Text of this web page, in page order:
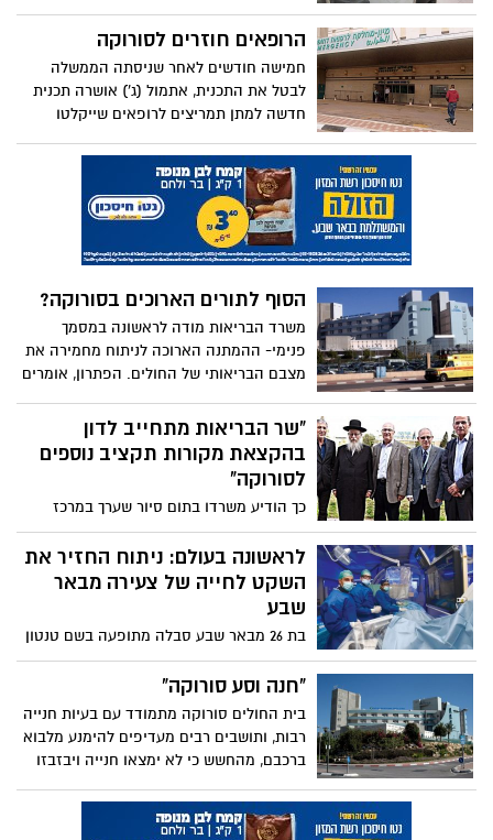
הנהלת מחוז דרום כללית יחד עם חברי
הנהלת לשכת הבריאות של משרד הבריאות
הרופאים חוזרים לסורוקה
חמישה חודשים לאחר שניסתה הממשלה
לבטל את התכנית, אתמול (ג') אושרה תכנית
חדשה למתן תמריצים לרופאים שייקלטו
החולים סורוקה שבבאר שבע.
הסוף לתורים הארוכים בסורוקה?
משרד הבריאות מודה לראשונה במסמך
פנימי- ההמתנה הארוכה לניתוח מחמירה את
מצבם הבריאותי של החולים. הפתרון, אומרים
לקבוע תורים תוך 60 ימים, ולא- יופנה החולה
"שר הבריאות מתחייב לדון
בהקצאת מקורות תקציב נוספים
לסורוקה"
כך הודיע משרדו בתום סיור שערך במרכז
הרפואי בבאר שבע; מנכ"ל "כללית" ביקש
משר הבריאות לפעול לחדש את מענקי
המעבר לפריפריה לרופאים צעירים ולמומחים
- שהופסקו השנה
לראשונה בעולם: ניתוח החזיר את
השקט לחייה של צעירה מבאר
שבע
בת 26 מבאר שבע סבלה מתופעה בשם טנטון
ושמעה בראש צליל מונוטוני שאין לו מקור
חיצוני אמיתי. בצעד חריג, בוצע בה צנתור
מוח שהפסיק את הבעיה. "החזרת לי את
השקט לחיי", כתבה המטופלת על פתק
"חנה וסע סורוקה"
בית החולים סורוקה מתמודד עם בעיות חנייה
רבות, ותושבים רבים מעדיפים להימנע מלבוא
ברכבם, מהחשש כי לא ימצאו חנייה ויבזבזו
חדש של הסעות בחינם לכלל משתמשי
סורוקה.